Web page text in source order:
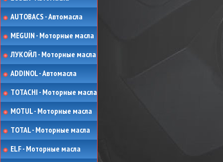
AUTOBACS - Автомасла
MEGUIN - Моторные масла
ЛУКОЙЛ - Моторные масла
ADDINOL - Автомасла
TOTACHI - Моторные масла
MOTUL - Моторные масла
TOTAL - Моторные масла
ELF - Моторные масла